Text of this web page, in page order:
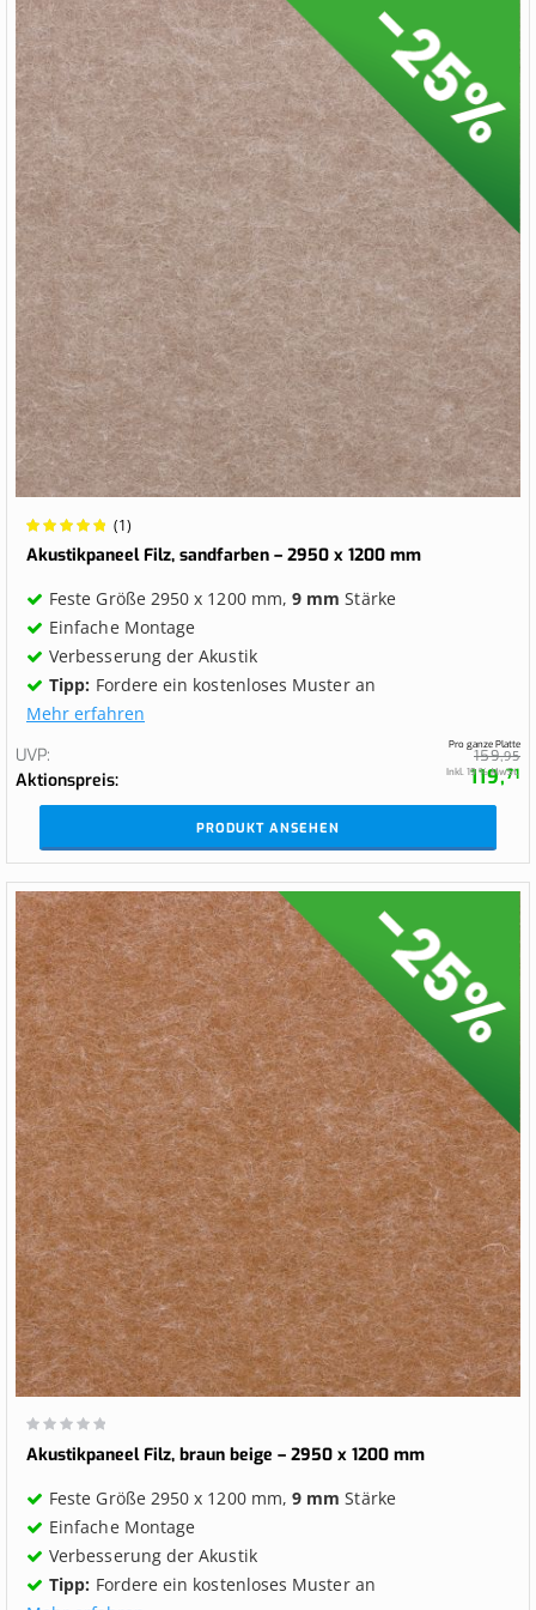
Wertung:
100%
(1)
Akustikpaneel Filz, sandfarben – 2950 x 1200 mm
Feste Größe 2950 x 1200 mm,9 mm Stärke
Einfache Montage
Verbesserung der Akustik
Tipp: Fordere ein kostenloses Muster an
Mehr erfahren
UVP
159,95
Aktionspreis
Pro ganze Platte
119,71
Inkl. 19 % MwSt.
PRODUKT ANSEHEN
Wertung:
0%
Akustikpaneel Filz, braun beige – 2950 x 1200 mm
Feste Größe 2950 x 1200 mm,9 mm Stärke
Einfache Montage
Verbesserung der Akustik
Tipp: Fordere ein kostenloses Muster an